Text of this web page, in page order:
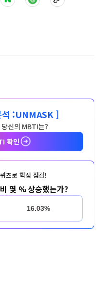
:UNMASK ]
신의 MBTI는?
확인
즈로 핵심 점검!
몇 % 상승했는가?
16.03%